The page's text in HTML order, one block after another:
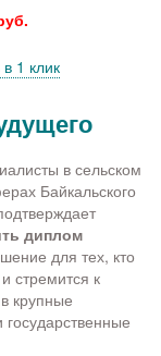
1 клик
в сельском
Байкальского
диплом
для тех, кто
стремится к
крупные